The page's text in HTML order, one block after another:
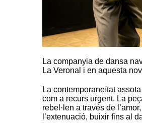
La companyia de dansa
La Veronal i en aquesta
La contemporaneïtat
com a recurs urgent. La
rebel·len a través de
l’extenuació, buixir fins al